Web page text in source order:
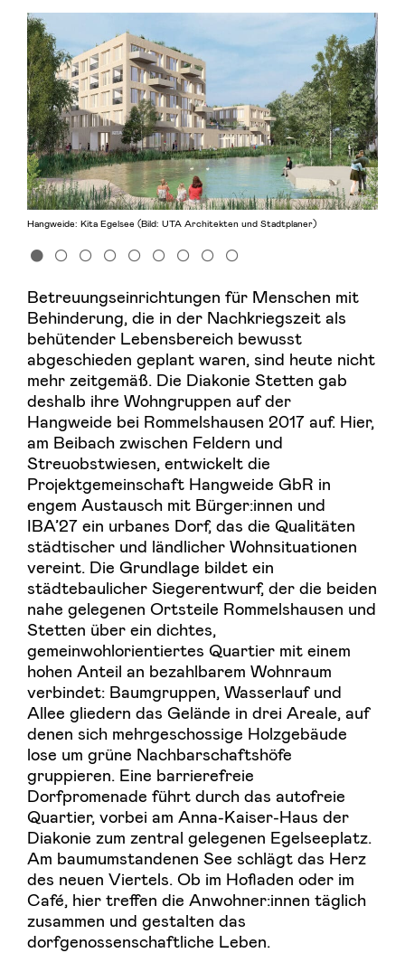
Hangweide: Kita Egelsee (Bild: UTA Architekten und Stadtplaner)
Betreuungseinrichtungen für Menschen mit
Behinderung, die in der Nachkriegszeit als
behütender Lebensbereich bewusst
abgeschieden geplant waren, sind heute nicht
mehr zeitgemäß. Die Diakonie Stetten gab
deshalb ihre Wohngruppen auf der
Hangweide bei Rommelshausen 2017 auf. Hier,
am Beibach zwischen Feldern und
Streuobstwiesen, entwickelt die
Projektgemeinschaft Hangweide GbR in
engem Austausch mit Bürger:innen und
IBA’27 ein urbanes Dorf, das die Qualitäten
städtischer und ländlicher Wohnsituationen
vereint. Die Grundlage bildet ein
städtebaulicher Siegerentwurf, der die beiden
nahe gelegenen Ortsteile Rommelshausen und
Stetten über ein dichtes,
gemeinwohlorientiertes Quartier mit einem
hohen Anteil an bezahlbarem Wohnraum
verbindet: Baumgruppen, Wasserlauf und
Allee gliedern das Gelände in drei Areale, auf
denen sich mehrgeschossige Holzgebäude
lose um grüne Nachbarschaftshöfe
gruppieren. Eine barrierefreie
Dorfpromenade führt durch das autofreie
Quartier, vorbei am Anna-Kaiser-Haus der
Diakonie zum zentral gelegenen Egelseeplatz.
Am baumumstandenen See schlägt das Herz
des neuen Viertels. Ob im Hofladen oder im
Café, hier treffen die Anwohner:innen täglich
zusammen und gestalten das
dorfgenossenschaftliche Leben.